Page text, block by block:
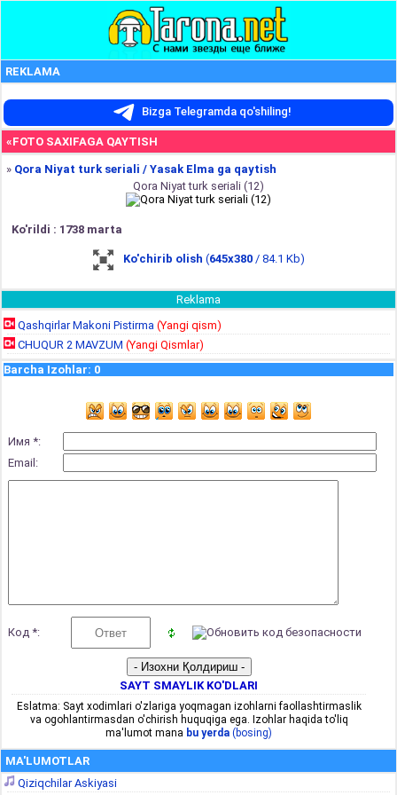
REKLAMA
Bizga Telegramda qo'shiling!
«FOTO SAXIFAGA QAYTISH
» Qora Niyat turk seriali / Yasak Elma ga qaytish
Qora Niyat turk seriali (12)
Ko'rildi : 1738 marta
Ko'chirib olish (645x380/ 84.1 Kb)
Reklama
Qashqirlar Makoni Pistirma (Yangi qism)
CHUQUR 2 MAVZUM (Yangi Qismlar)
Barcha Izohlar: 0
Имя *:
Email:
Код *:
SAYT SMAYLIK KO'DLARI
Eslatma: Sayt xodimlari o'zlariga yoqmagan izohlarni faollashtirmaslik
va ogohlantirmasdan o'chirish huquqiga ega. Izohlar haqida to'liq
ma'lumot mana bu yerda (bosing)
MA'LUMOTLAR
Qiziqchilar Askiyasi